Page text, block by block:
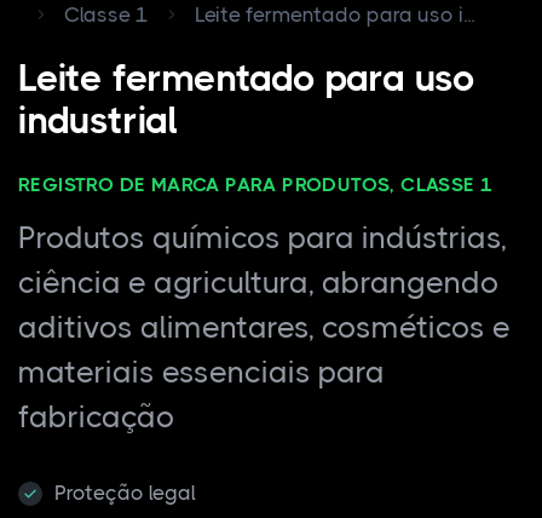
Classe 1
Leite fermentado para uso i...
Leite fermentado para uso
industrial
REGISTRO DE MARCA PARA PRODUTOS, CLASSE 1
Produtos químicos para indústrias,
ciência e agricultura, abrangendo
aditivos alimentares, cosméticos e
materiais essenciais para
fabricação
Proteção legal